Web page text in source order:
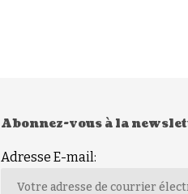
Abonnez-vous à la
Adresse E-mail: